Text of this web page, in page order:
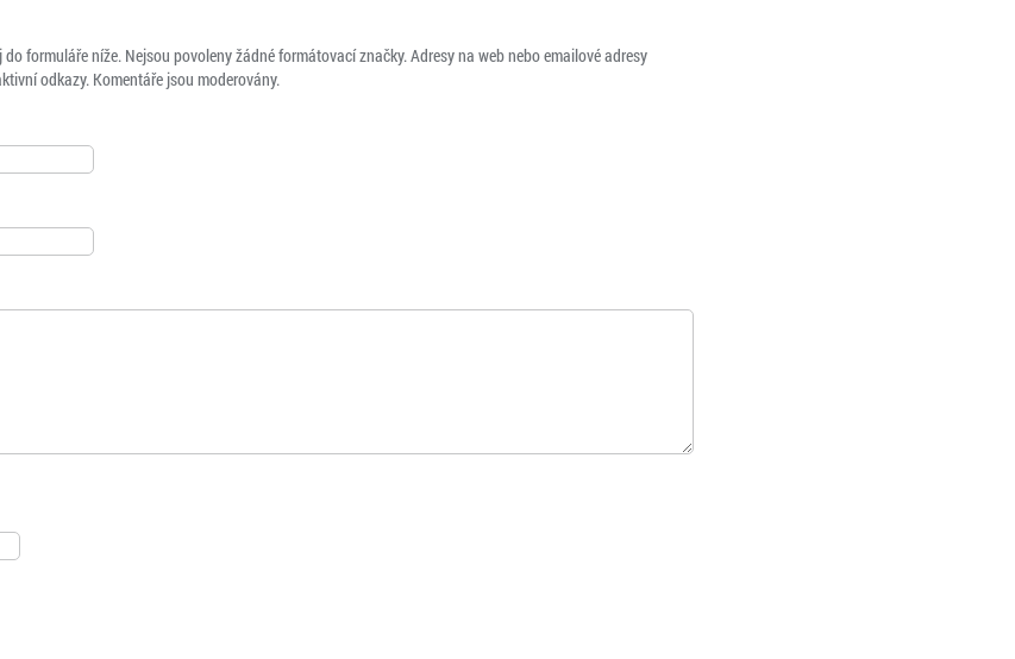
formuláře níže. Nejsou povoleny žádné formátovací značky. Adresy na web nebo emailové adresy
odkazy. Komentáře jsou moderovány.